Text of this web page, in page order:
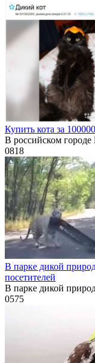
Купить кота за
В российском
0818
В парке дикой
посетителей
В парке дикой
0575